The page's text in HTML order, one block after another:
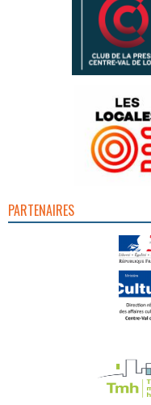
PARTENAIRES